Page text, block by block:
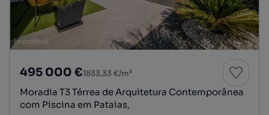
495 000 €1833,33 €/m²
Moradia T3 Térrea de Arquitetura Contemporânea
com Piscina em Pataias,